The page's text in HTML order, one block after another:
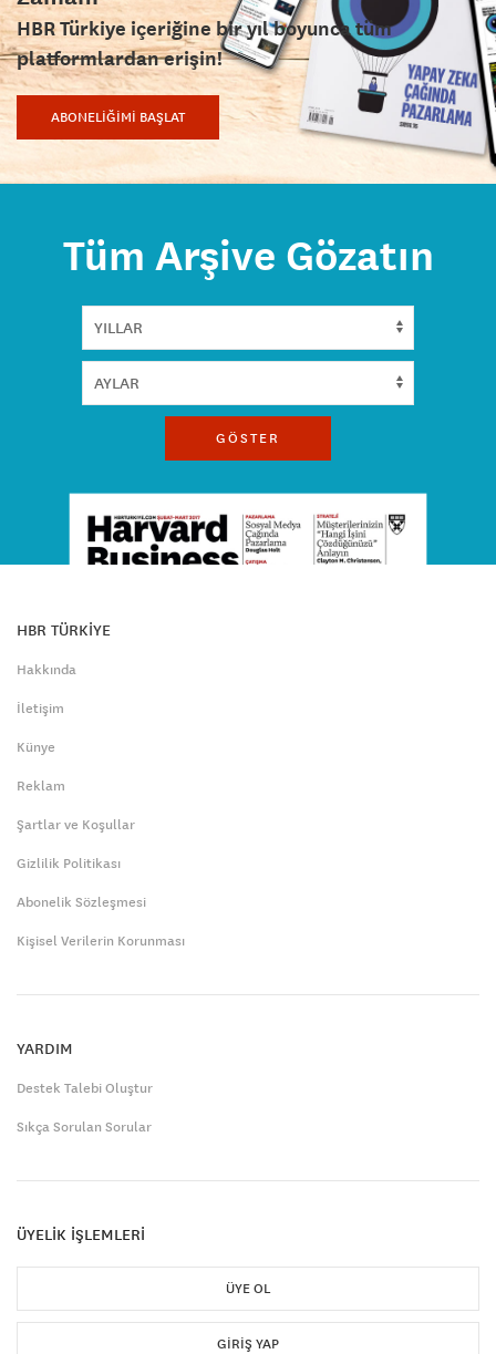
HBR Türkiye içeriğine bir yıl boyunca tüm
platformlardan erişin!
ABONELİĞİMİ BAŞLAT
Tüm Arşive Gözatın
GÖSTER
HBR TÜRKİYE
Hakkında
İletişim
Künye
Reklam
Şartlar ve Koşullar
Gizlilik Politikası
Abonelik Sözleşmesi
Kişisel Verilerin Korunması
YARDIM
Destek Talebi Oluştur
Sıkça Sorulan Sorular
ÜYELİK İŞLEMLERİ
ÜYE OL
GIRIŞ YAP